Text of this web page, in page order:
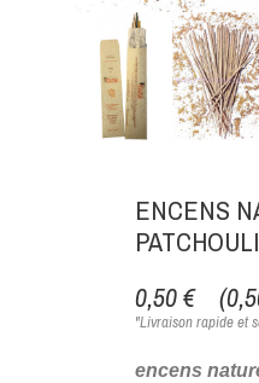
ENCENS
0,50 €(0,50
"Livraison rapide et
encens